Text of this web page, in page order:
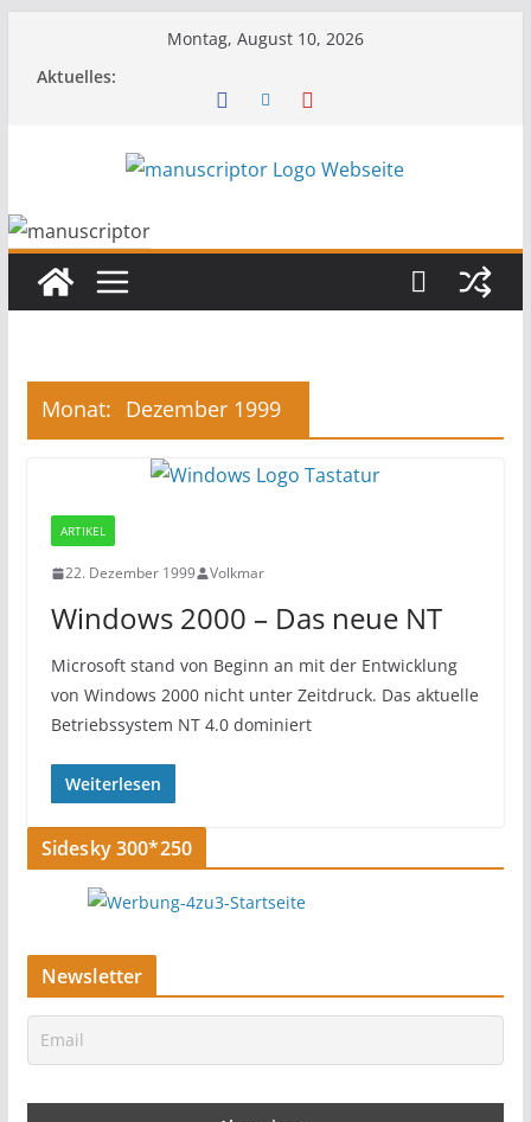
Montag, August 10, 2026
Aktuelles:
Monat: Dezember 1999
ARTIKEL
22. Dezember 1999 Volkmar
Windows 2000 – Das neue NT
Microsoft stand von Beginn an mit der Entwicklung
von Windows 2000 nicht unter Zeitdruck. Das aktuelle
Betriebssystem NT 4.0 dominiert
Weiterlesen
Sidesky 300*250
Newsletter